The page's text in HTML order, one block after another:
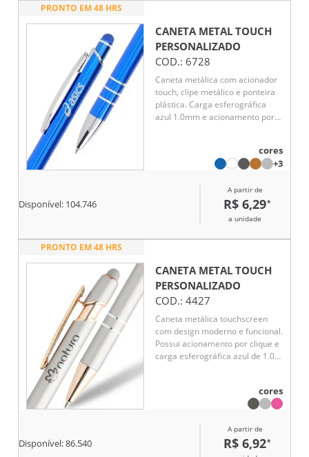
PRONTO EM 48 HRS
CANETA METAL TOUCH
PERSONALIZADO
COD.: 6728
Caneta metálica com acionador
touch, clipe metálico e ponteira
plástica. Carga esferográfica
azul 1.0mm e acionamento por
cores
+3
Disponível: 104.746
A partir de
R$ 6,29*
a unidade
PRONTO EM 48 HRS
CANETA METAL TOUCH
PERSONALIZADO
COD.: 4427
Caneta metálica touchscreen
com design moderno e funcional.
Possui acionamento por clique e
carga esferográfica azul de 1.0
tablets sem contato direto com a
tela. Elegante e versátil, é uma
cores
Disponível:86.540
A partir de
R$ 6,92*